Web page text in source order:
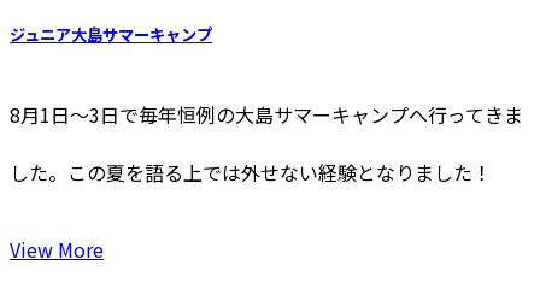
ジュニア大島サマーキャンプ
8月1日〜3日で毎年恒例の大島サマーキャンプへ行ってきま
した。この夏を語る上では外せない経験となりました！
View More